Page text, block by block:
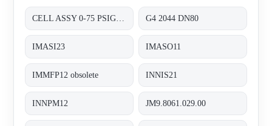
G4 2044 DN80
IMASI23 IMASO11
IMMFP12 obsolete INNIS21
INNPM12 JM9.8061.029.00